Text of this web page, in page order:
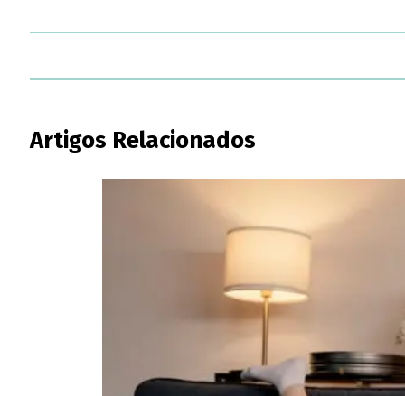
Artigos Relacionados